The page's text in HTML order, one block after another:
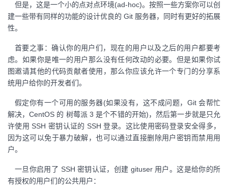
注
开
者
学
堂
我
课
的
我
的
我
支
持
我
的
术
我
云
但是，这是一个小的点对点环境(ad-hoc)。按照一些方案你可以创
建一些带有同样的功能的设计优良的 Git 服务器，同时有更好的拓展
性。
首要之事：确认你的用户们，现在的用户以及之后的用户都要考
虑。如果你是唯一的用户那么没有任何改动的必要。但是如果你试
图邀请其他的代码贡献者使用，那么你应该允许一个专门的分享系
统用户给你的开发者们。
假定你有一个可用的服务器(如果没有，这不成问题，Git 会帮忙
解决，CentOS 的 树莓派 3 是个不错的开始)，然后第一步就是只允
许使用 SSH 密钥认证的 SSH 登录。这比使用密码登录安全得多，
因为这可以免于暴力破解，也可以通过直接删除用户密钥而禁用用
户。
一旦你启用了 SSH 密钥认证，创建 gituser 用户。这是给你的所
有授权的用户们的公共用户：